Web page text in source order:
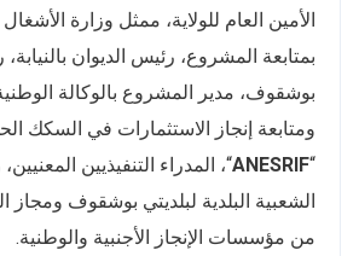
الأمين العام للولاية، ممثل وزارة
بمتابعة المشروع، رئيس الديوان
بوشقوف، مدير المشروع بالوكالة
ومتابعة إنجاز الاستثمارات في السكك
“
ANESRIF“، المدراء التنفيذيين
الشعبية البلدية لبلديتي بوشقوف ومجاز
من مؤسسات الإنجاز الأجنبية والوطنية.